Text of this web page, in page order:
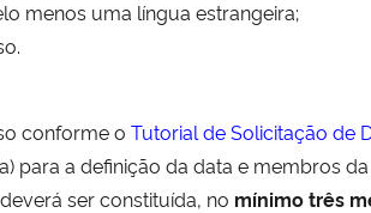
menos uma língua estrangeira;
conforme o Tutorial de Solicitação de
para a definição da data e membros
ser constituída, no mínimo três